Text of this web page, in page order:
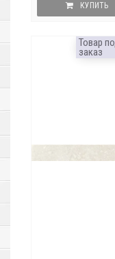
КУПИТЬ
Товар
заказ